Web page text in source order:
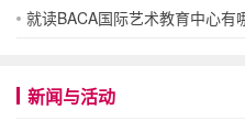
就读BACA国际艺术教育中心有
新闻与活动